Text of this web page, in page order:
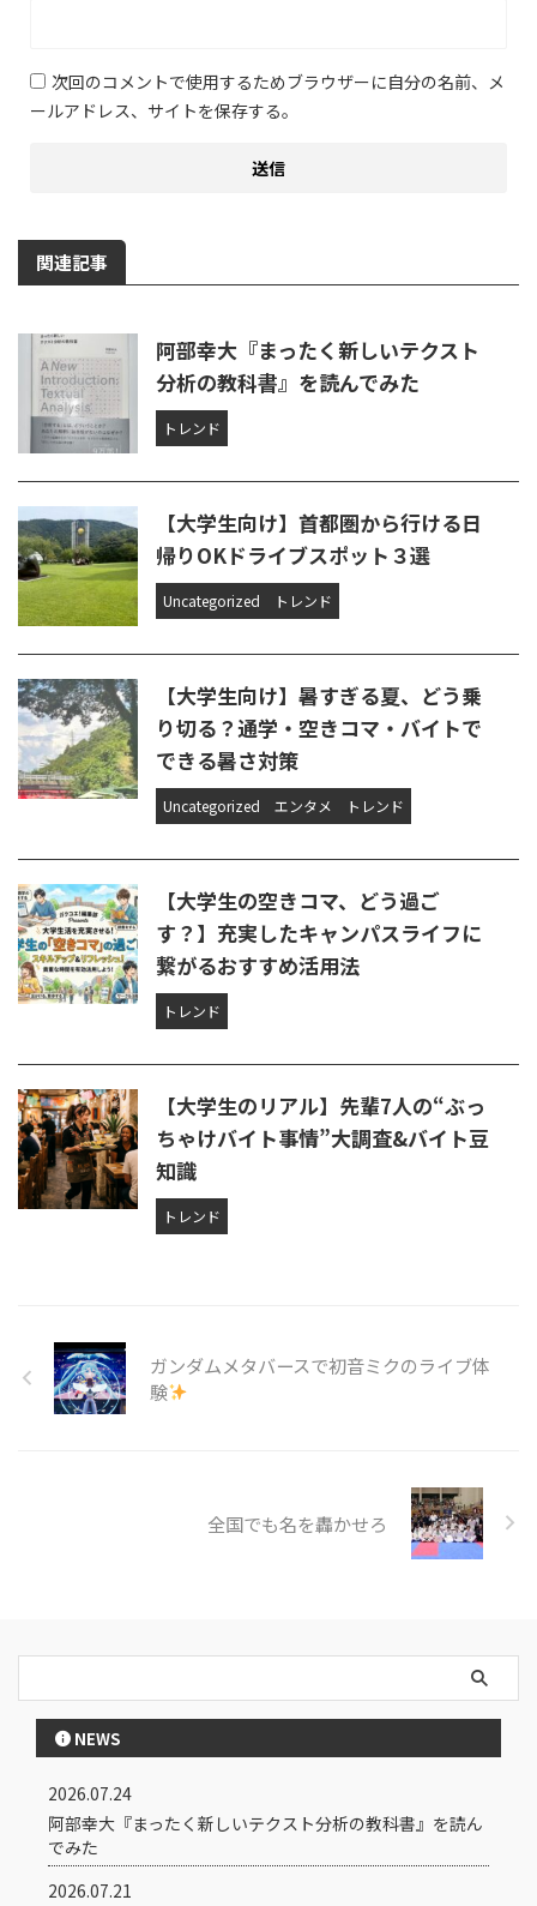
次回のコメントで使用するためブラウザーに自分の名前、メ
ールアドレス、サイトを保存する。
関連記事
阿部幸大『まったく新しいテクスト
分析の教科書』を読んでみた
トレンド
【大学生向け】首都圏から行ける日
帰りOKドライブスポット３選
Uncategorized トレンド
【大学生向け】暑すぎる夏、どう乗
り切る？通学・空きコマ・バイトで
できる暑さ対策
Uncategorized エンタメ トレンド
【大学生の空きコマ、どう過ご
す？】充実したキャンパスライフに
繋がるおすすめ活用法
トレンド
【大学生のリアル】先輩7人の“ぶっ
ちゃけバイト事情”大調査&バイト豆
知識
トレンド
ガンダムメタバースで初音ミクのライブ体
験
全国でも名を轟かせろ
NEWS
2026.07.24
阿部幸大『まったく新しいテクスト分析の教科書』を読ん
でみた
2026.07.21